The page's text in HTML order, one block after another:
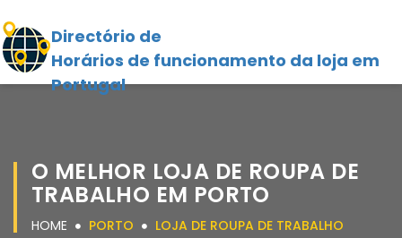
Directório de
Horários de funcionamento da loja em
Portugal
O MELHOR LOJA DE ROUPA DE
TRABALHO EM PORTO
HOME PORTO LOJA DE ROUPA DE TRABALHO